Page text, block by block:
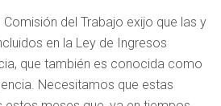
del Trabajo exijo que las y
en la Ley de Ingresos
que también es conocida como
Necesitamos que estas